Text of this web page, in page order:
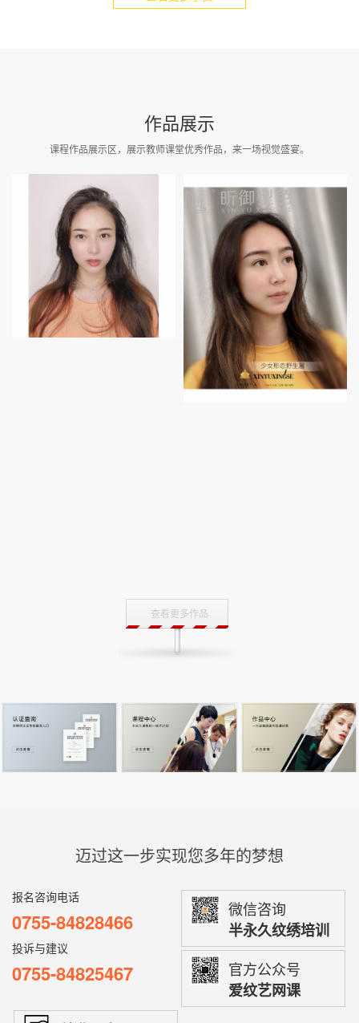
作品展示
课程作品展示区，展示教师课堂优秀作品，来一场视觉盛宴。
查看更多作品
迈过这一步实现您多年的梦想
报名咨询电话
0755-84828466
投诉与建议
0755-84825467
微信咨询
半永久纹绣培训
官方公众号
爱纹艺网课